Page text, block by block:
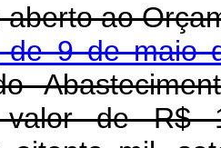
aberto ao
de 9 de maio
de R$